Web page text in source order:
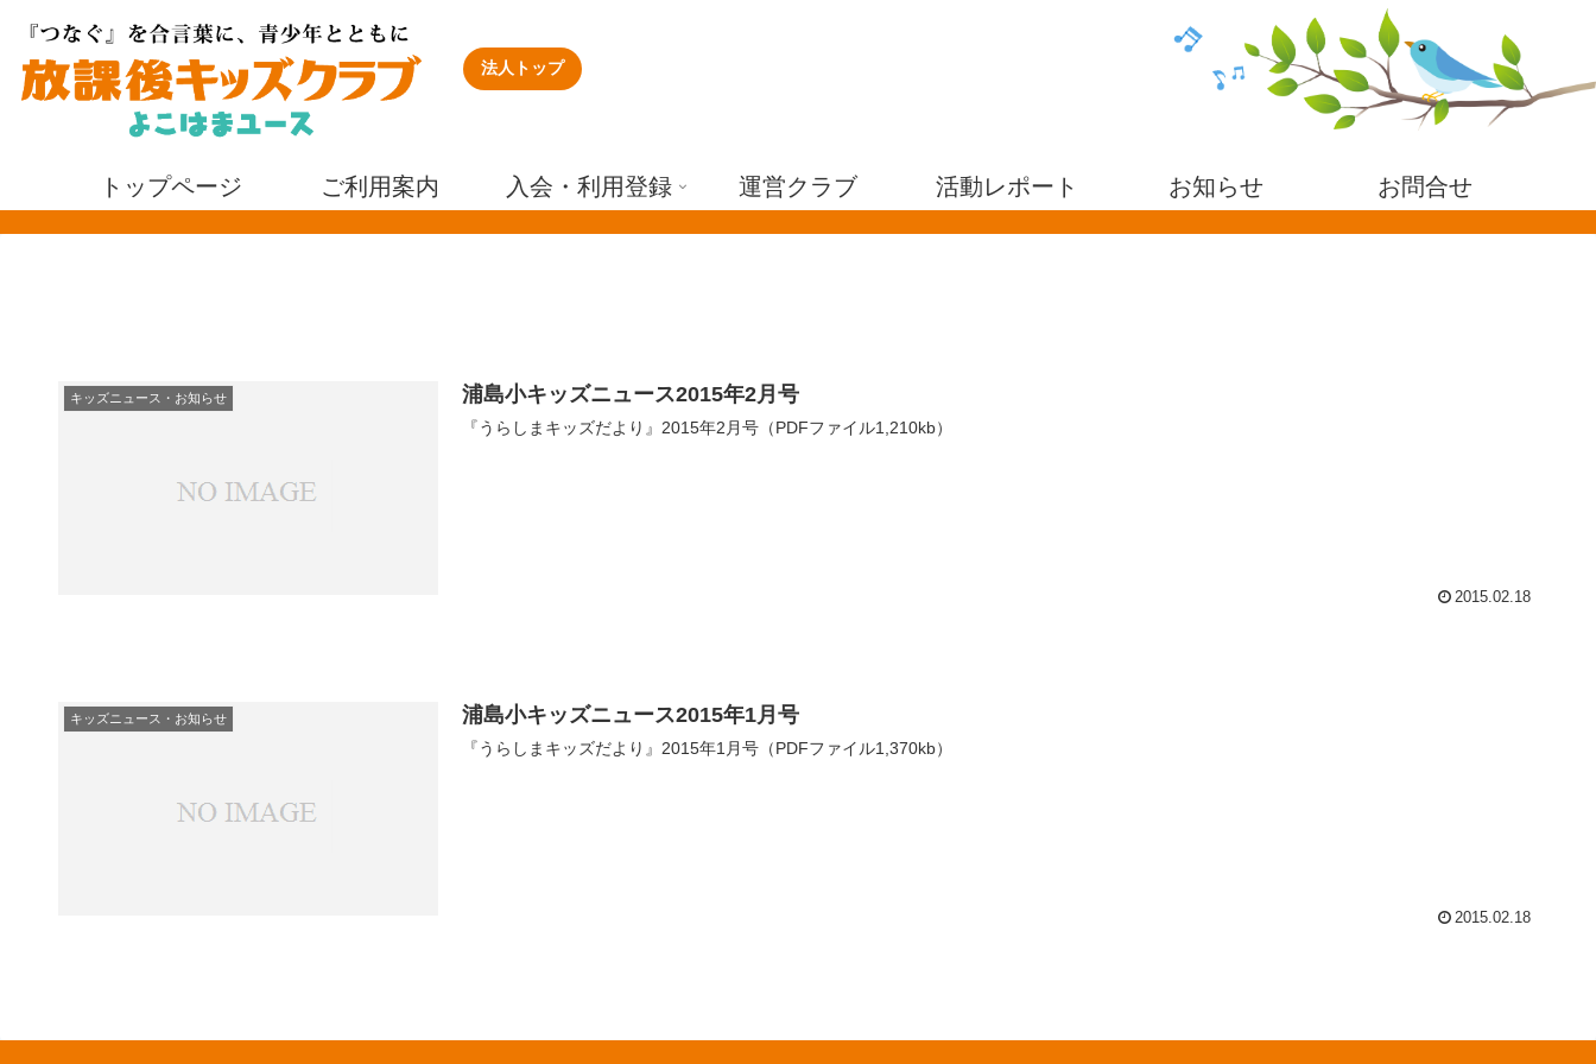
法人トップ
トップページ ご利用案内 入会・利用登録 運営クラブ 活動レポート お知らせ お問合せ
キッズニュース・お知らせ 浦島小キッズニュース2015年2月号
『うらしまキッズだより』2015年2月号（PDFファイル1,210kb）
2015.02.18
キッズニュース・お知らせ 浦島小キッズニュース2015年1月号
『うらしまキッズだより』2015年1月号（PDFファイル1,370kb）
2015.02.18